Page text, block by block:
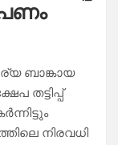
ബാങ്കായ
തട്ടിപ്പ്
നിരവധി